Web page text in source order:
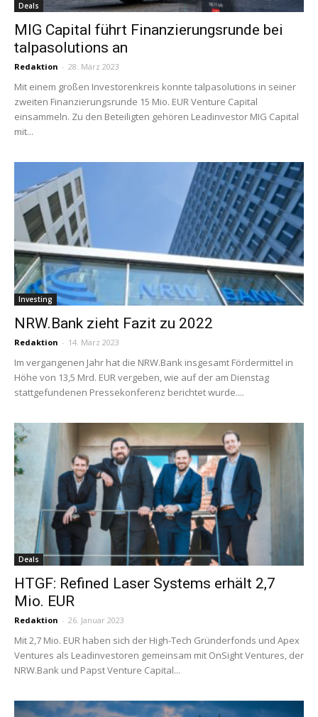
Deals
MIG Capital führt Finanzierungsrunde bei
talpasolutions an
Redaktion - 28. März 2023
Mit einem großen Investorenkreis konnte talpasolutions in seiner
zweiten Finanzierungsrunde 15 Mio. EUR Venture Capital
einsammeln. Zu den Beteiligten gehören Leadinvestor MIG Capital
mit...
Investing
NRW.Bank zieht Fazit zu 2022
Redaktion - 14. März 2023
Im vergangenen Jahr hat die NRW.Bank insgesamt Fördermittel in
Höhe von 13,5 Mrd. EUR vergeben, wie auf der am Dienstag
stattgefundenen Pressekonferenz berichtet wurde....
Deals
HTGF: Refined Laser Systems erhält 2,7
Mio. EUR
Redaktion - 26. Januar 2023
Mit 2,7 Mio. EUR haben sich der High-Tech Gründerfonds und Apex
Ventures als Leadinvestoren gemeinsam mit OnSight Ventures, der
NRW.Bank und Papst Venture Capital...